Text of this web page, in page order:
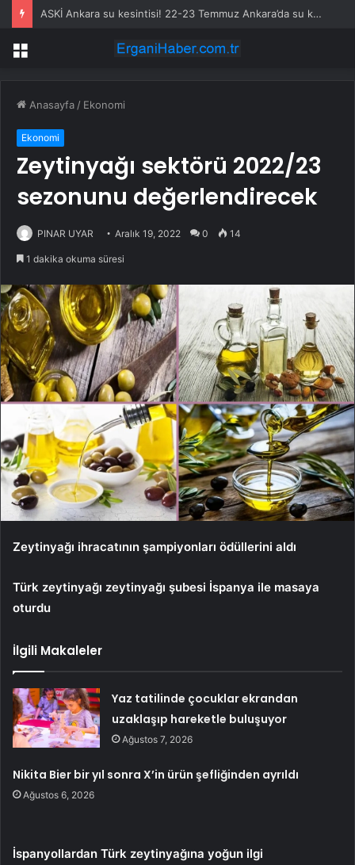
ASKİ Ankara su kesintisi! 22-23 Temmuz Ankara’da su kesintisi ne zaman bitecek, sular ne zaman gelecek?
Menü
Anasayfa / Ekonomi
Ekonomi
Zeytinyağı sektörü 2022/23
sezonunu değerlendirecek
PINAR UYAR Aralık 19, 2022 0 14
1 dakika okuma süresi
Zeytinyağı ihracatının şampiyonları ödüllerini aldı
Türk zeytinyağı zeytinyağı şubesi İspanya ile masaya
oturdu
İlgili Makaleler
Yaz tatilinde çocuklar ekrandan
uzaklaşıp hareketle buluşuyor
Ağustos 7, 2026
Nikita Bier bir yıl sonra X’in ürün şefliğinden ayrıldı
Ağustos 6, 2026
İspanyollardan Türk zeytinyağına yoğun ilgi